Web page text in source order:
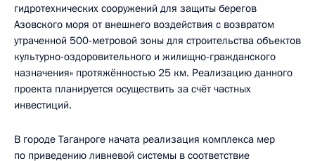
гидротехнических сооружений для защиты берегов
Азовского моря от внешнего воздействия с возвратом
утраченной 500-метровой зоны для строительства объектов
культурно-оздоровительного и жилищно-гражданского
назначения» протяжённостью 25 км. Реализацию данного
проекта планируется осуществить за счёт частных
инвестиций.
В городе Таганроге начата реализация комплекса мер
по приведению ливневой системы в соответствие